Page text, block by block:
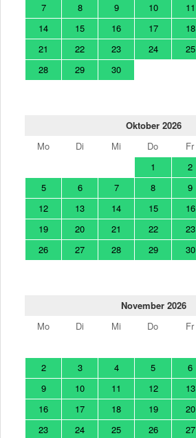
7
8 9 10 11
14
15 16 17 18
21
22 23 24 25
28
29 30
Oktober 2026
Mo
Di Mi Do Fr
1
2
5
6 7 8 9
12
13 14 15 16
19
20 21 22 23
26
27 28 29 30
November 2026
Mo
Di Mi Do Fr
2
3 4 5 6
9
10 11 12 13
16
17 18 19 20
23
24 25 26 27